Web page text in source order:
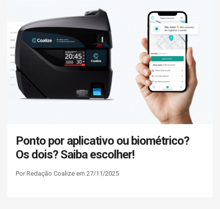
Ponto por aplicativo ou biométrico?
Os dois? Saiba escolher!
Por Redação Coalize em 27/11/2025